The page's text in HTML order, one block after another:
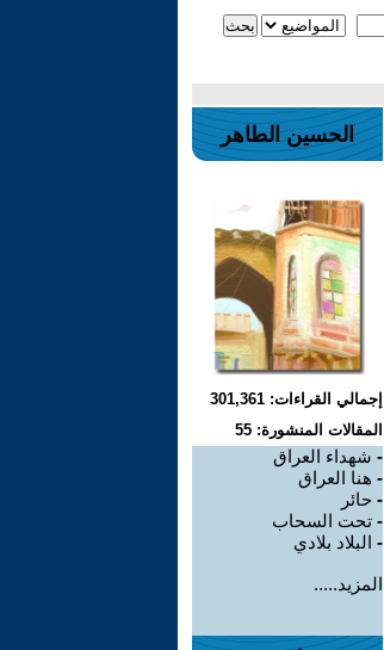
الحسين الطاهر
إجمالي القراءات: 301,361
المقالات المنشورة: 55
- شهداء العراق
- هنا العراق
- حائر
- تحت السحاب
- البلاد بلادي
المزيد.....